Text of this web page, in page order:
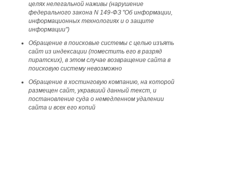
целях нелегальной наживы (нарушение
федерального закона N 149-ФЗ "Об информации,
информационных технологиях и о защите
информации")
Обращение в поисковые системы с целью изъять
сайт из индексации (поместить его в разряд
пиратских), в этом случае возвращение сайта в
поисковую систему невозможно
Обращение в хостинговую компанию, на которой
размещен сайт, укравший данный текст, и
постановление суда о немедленном удалении
сайта и всех его копий